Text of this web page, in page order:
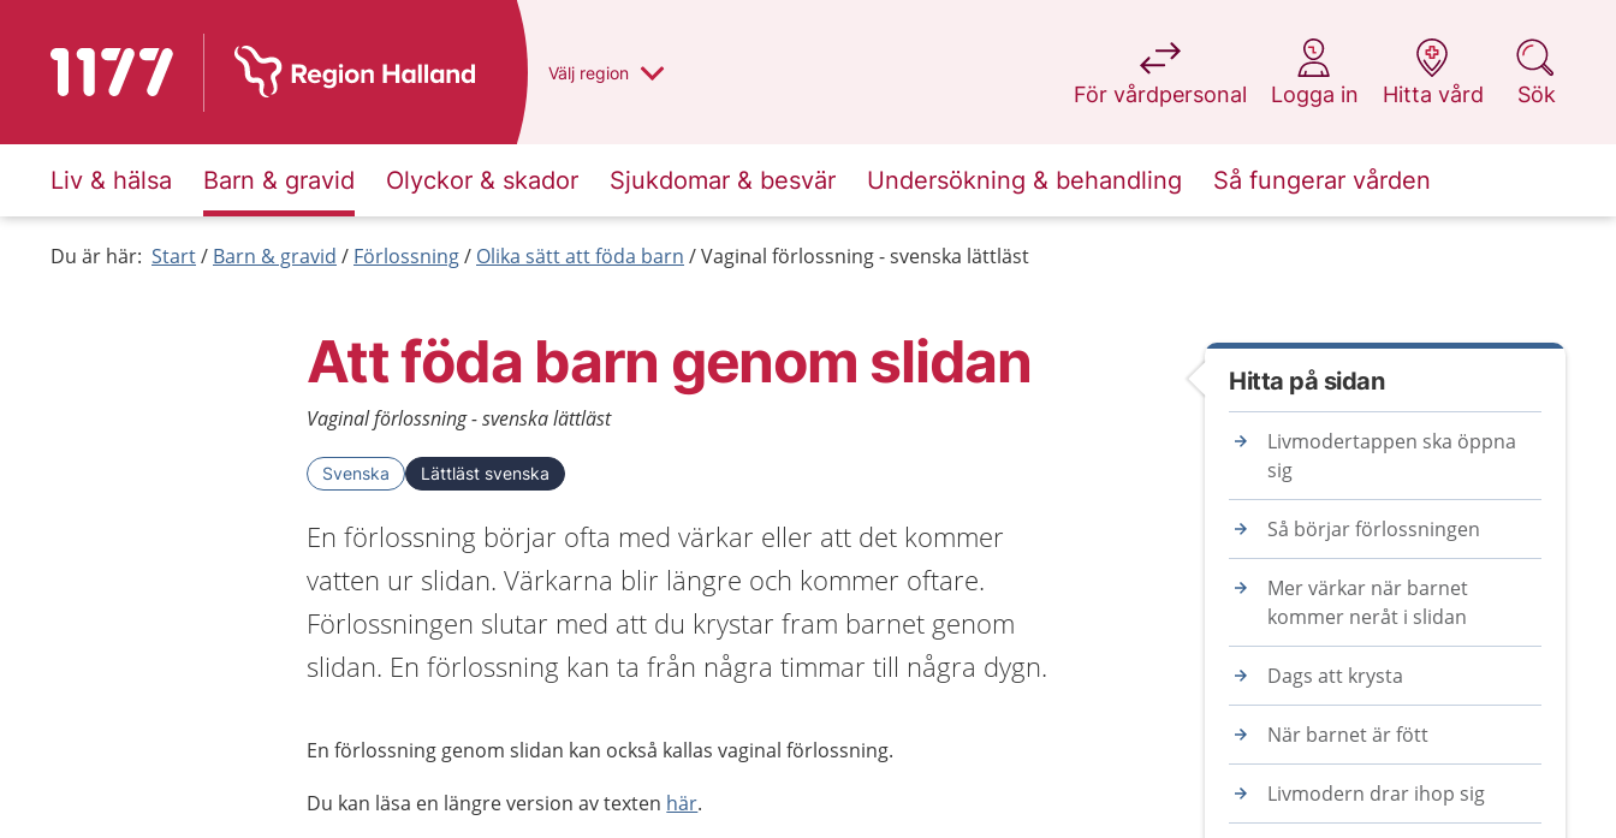
Till startsidan för 1177 Du har valt region
Välj en annan
region
För vårdpersonal
på 1177.se
Logga in
på 1177.se
Hitta vård
på 1177.se
Sök
på 1177.se
Liv & hälsa Barn & gravid Olyckor & skador Sjukdomar & besvär Undersökning & behandling Så fungerar vården
Du är här: Start Barn & gravid Förlossning Olika sätt att föda barn Vaginal förlossning - svenska lättläst
Att föda barn genom slidan
Vaginal förlossning - svenska lättläst
Svenska Lättläst svenska
En förlossning börjar ofta med värkar eller att det kommer
vatten ur slidan. Värkarna blir längre och kommer oftare.
Förlossningen slutar med att du krystar fram barnet genom
slidan. En förlossning kan ta från några timmar till några dygn.
En förlossning genom slidan kan också kallas vaginal förlossning.
Du kan läsa en längre version av texten här.
Hitta på sidan
Livmodertappen ska öppna
sig
Så börjar förlossningen
Mer värkar när barnet
kommer neråt i slidan
Dags att krysta
När barnet är fött
Livmodern drar ihop sig